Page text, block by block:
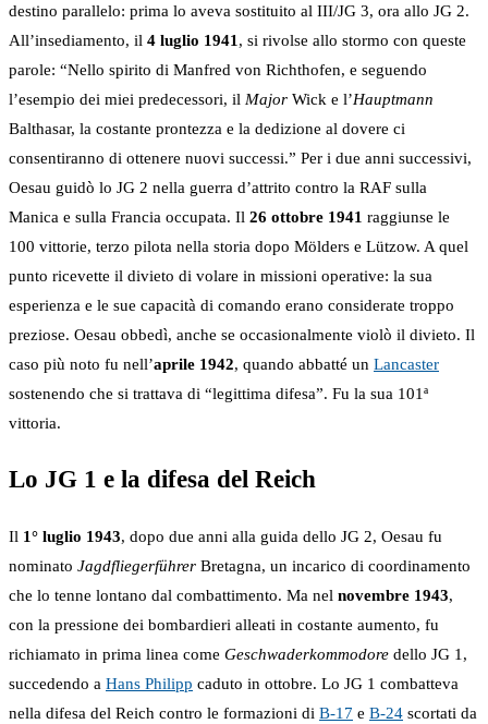
destino parallelo: prima lo aveva sostituito al III/JG 3, ora allo JG 2.
All’insediamento, il 4 luglio 1941 , si rivolse allo stormo con queste
parole: “Nello spirito di Manfred von Richthofen, e seguendo
l’esempio dei miei predecessori, il Major Wick e l’Hauptmann
Balthasar, la costante prontezza e la dedizione al dovere ci
consentiranno di ottenere nuovi successi.” Per i due anni successivi,
Oesau guidò lo JG 2 nella guerra d’attrito contro la RAF sulla
Manica e sulla Francia occupata. Il 26 ottobre 1941 raggiunse le
100 vittorie, terzo pilota nella storia dopo Mölders e Lützow. A quel
punto ricevette il divieto di volare in missioni operative: la sua
esperienza e le sue capacità di comando erano considerate troppo
preziose. Oesau obbedì, anche se occasionalmente violò il divieto. Il
caso più noto fu nell’aprile 1942, quando abbatté un Lancaster
sostenendo che si trattava di “legittima difesa”. Fu la sua 101ª
vittoria.
Lo JG 1 e la difesa del Reich
Il 1° luglio 1943, dopo due anni alla guida dello JG 2, Oesau fu
nominato Jagdfliegerführer Bretagna, un incarico di coordinamento
che lo tenne lontano dal combattimento. Ma nel novembre 1943,
con la pressione dei bombardieri alleati in costante aumento, fu
richiamato in prima linea come Geschwaderkommodore dello JG 1,
succedendo a Hans Philipp caduto in ottobre. Lo JG 1 combatteva
nella difesa del Reich contro le formazioni di B-17 e B-24 scortati da